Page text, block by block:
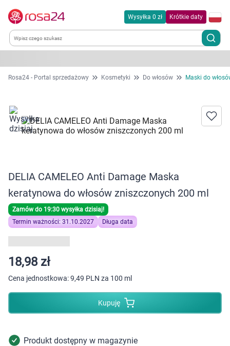
Wysyłka 0 zł Krótkie daty
Kategorie
Dla zwierząt
Zdrowie
Kobieta w ciąży i mama
Dziecko
Higiena
Kosmetyki
Mężczyzna
Zdrowy styl życia
Rosa24 - Portal sprzedażowy Kosmetyki Do włosów Maski do
DELIA CAMELEO Anti Damage Maska
keratynowa do włosów zniszczonych 200 ml
Zamów do 19:30 wysyłka dzisiaj!
Termin ważności: 31.10.2027
Długa data
18,98 zł
Cena jednostkowa:9,49 PLN za 100 ml
Kupuję
Produkt dostępny w magazynie